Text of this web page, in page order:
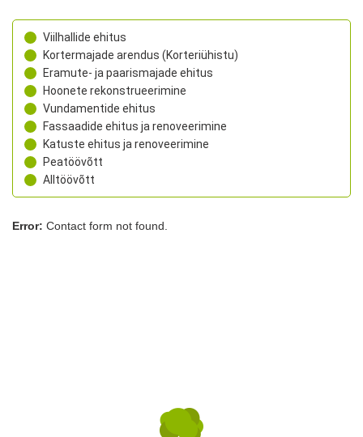
Viilhallide ehitus
Kortermajade arendus (Korteriühistu)
Eramute- ja paarismajade ehitus
Hoonete rekonstrueerimine
Vundamentide ehitus
Fassaadide ehitus ja renoveerimine
Katuste ehitus ja renoveerimine
Peatöövõtt
Alltöövõtt
Error: Contact form not found.